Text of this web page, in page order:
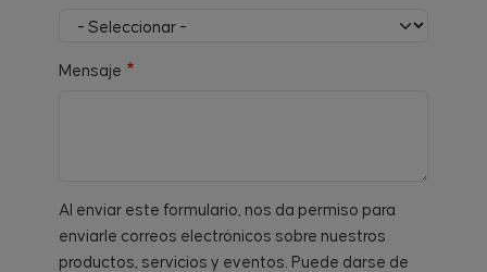
Mensaje
Al enviar este formulario, nos da permiso para
enviarle correos electrónicos sobre nuestros
productos, servicios y eventos. Puede darse de